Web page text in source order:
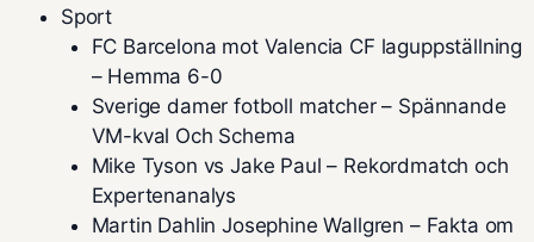
Sport
FC Barcelona mot Valencia CF laguppställning
– Hemma 6-0
Sverige damer fotboll matcher – Spännande
VM-kval Och Schema
Mike Tyson vs Jake Paul – Rekordmatch och
Expertenanalys
Martin Dahlin Josephine Wallgren – Fakta om